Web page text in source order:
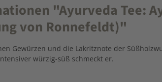
"Ayurveda Tee:
von Ronnefeldt)"
Gewürzen und die Lakritznote der
würzig-süß schmeckt er.